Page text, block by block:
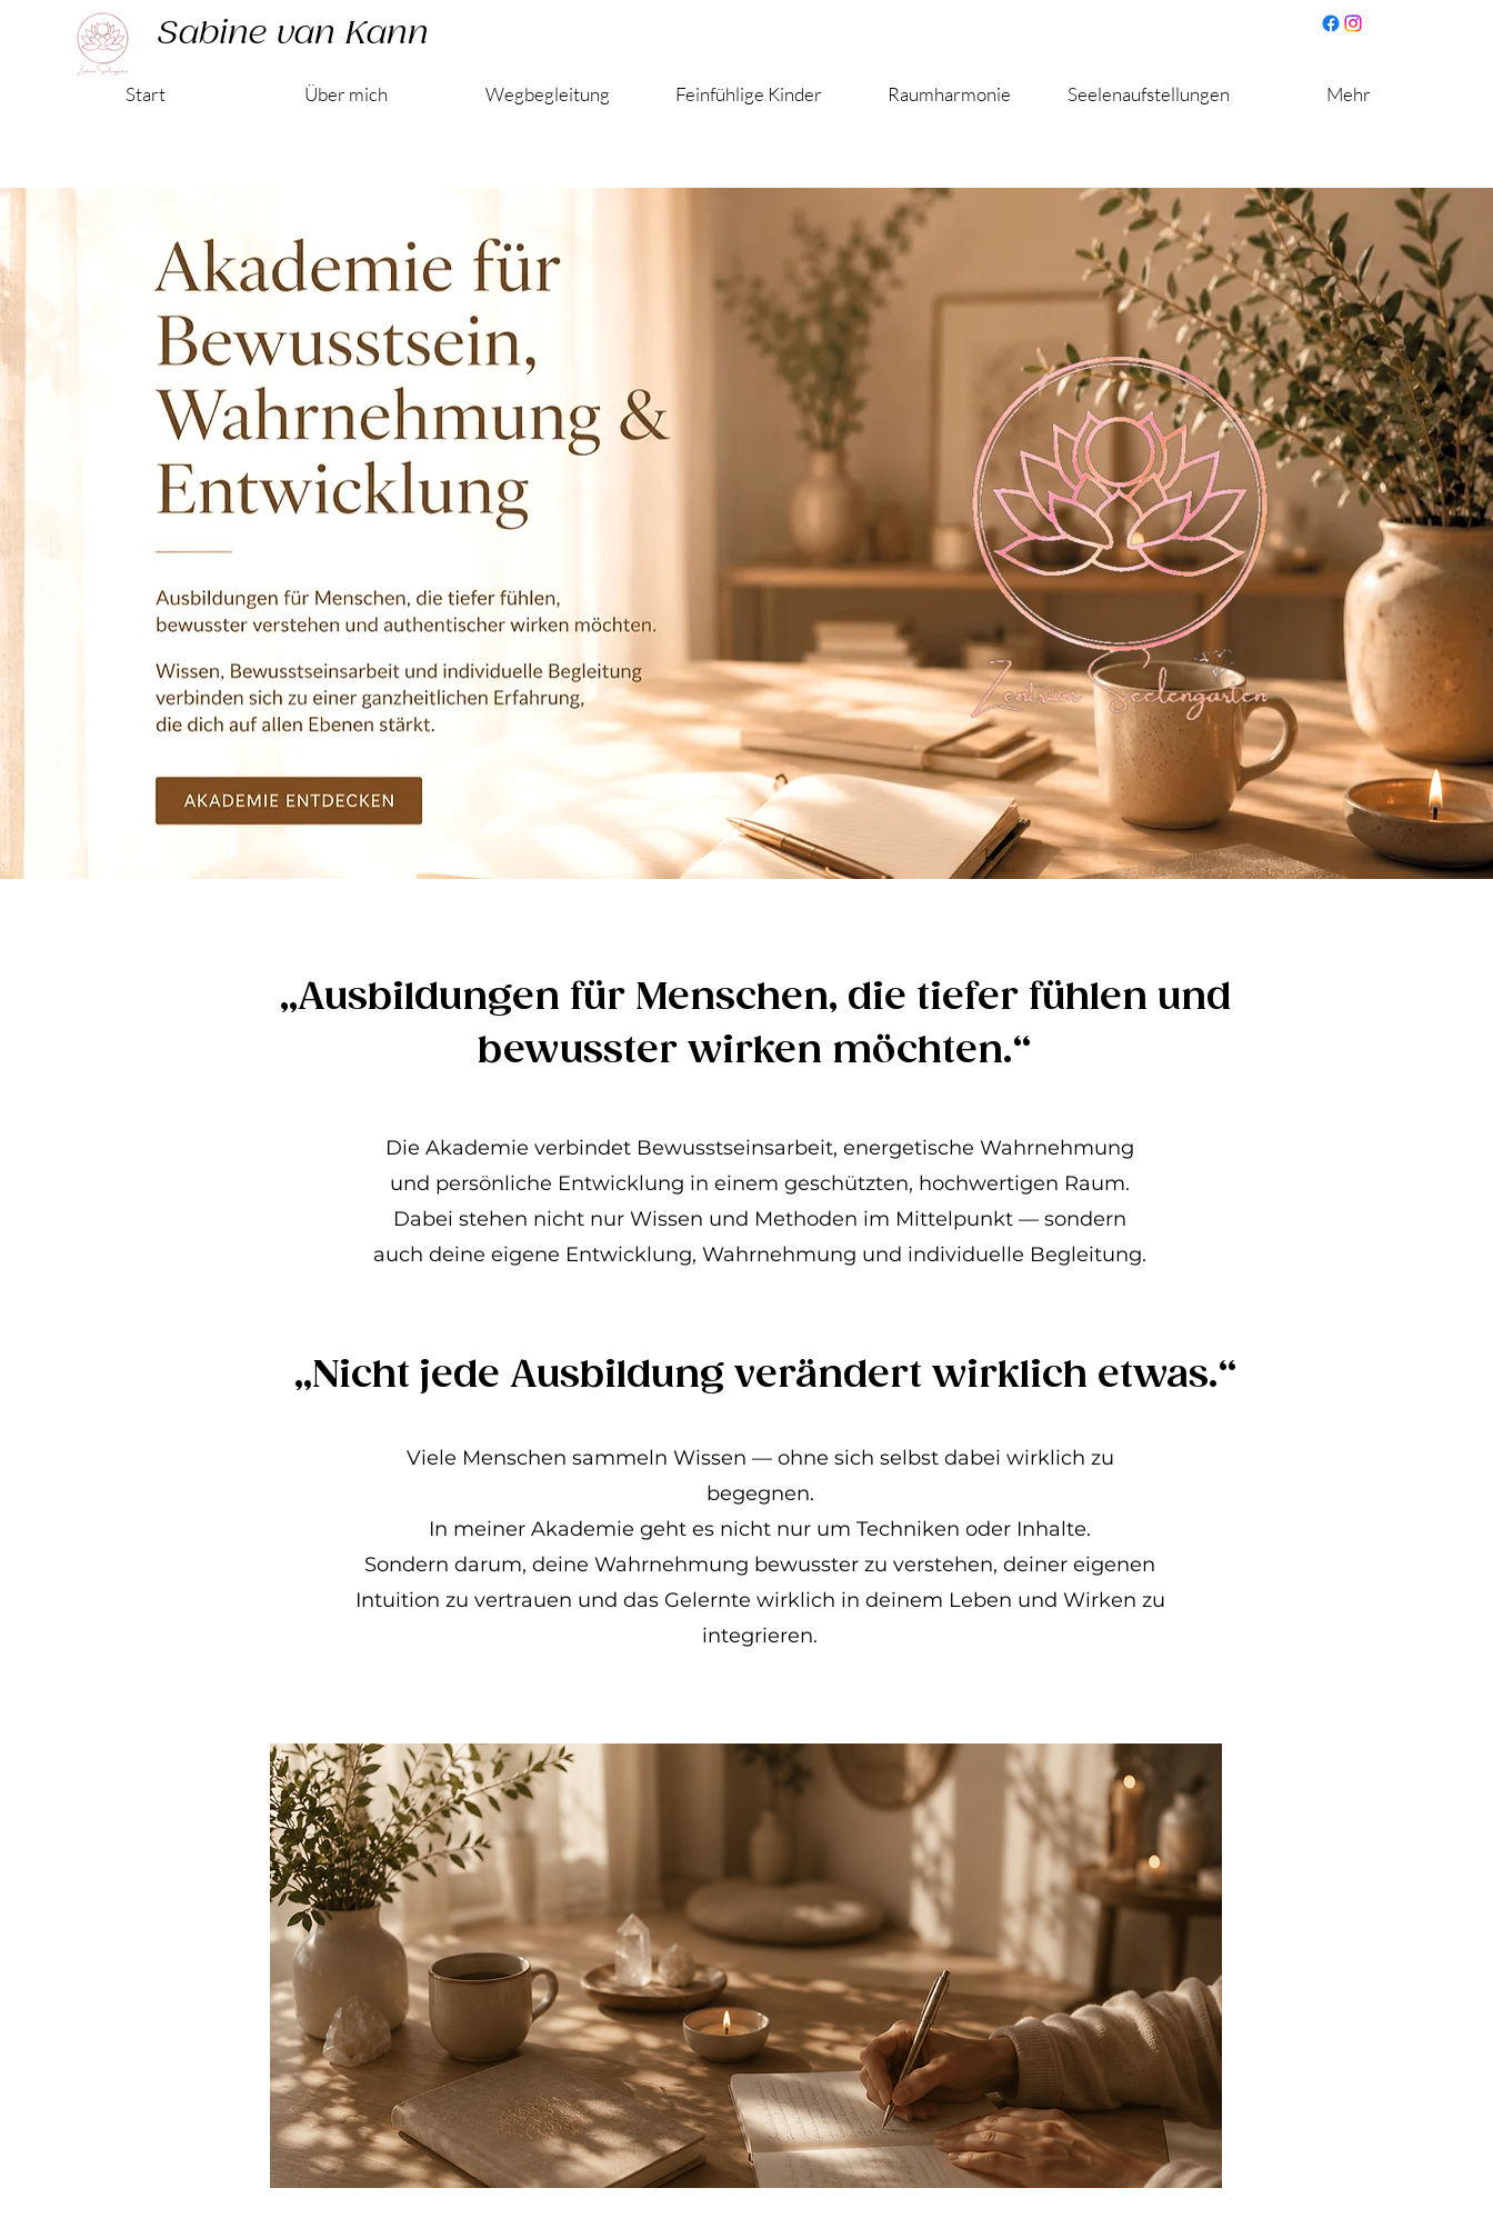
Sabine van Kann
Start Über mich Wegbegleitung Feinfühlige Kinder Raumharmonie Seelenaufstellungen Mehr
„Ausbildungen für Menschen, die tiefer fühlen und
bewusster wirken möchten.“
Die Akademie verbindet Bewusstseinsarbeit, energetische Wahrnehmung
und persönliche Entwicklung in einem geschützten, hochwertigen Raum.
Dabei stehen nicht nur Wissen und Methoden im Mittelpunkt — sondern
auch deine eigene Entwicklung, Wahrnehmung und individuelle Begleitung.
„Nicht jede Ausbildung verändert wirklich etwas.“
Viele Menschen sammeln Wissen — ohne sich selbst dabei wirklich zu
begegnen.
In meiner Akademie geht es nicht nur um Techniken oder Inhalte.
Sondern darum, deine Wahrnehmung bewusster zu verstehen, deiner eigenen
Intuition zu vertrauen und das Gelernte wirklich in deinem Leben und Wirken zu
integrieren.